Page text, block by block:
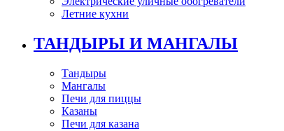
Летние кухни
ТАНДЫРЫ И МАНГАЛЫ
Тандыры
Мангалы
Печи для пиццы
Казаны
Печи для казана